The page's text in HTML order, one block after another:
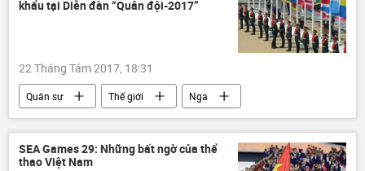
khẩu tại Diễn đàn “Quân đội-2017”
22 Tháng Tám 2017, 18:31
Quân sự Thế giới
Nga
Liên bang Nga
Rosoboronexport
Diễn đàn "Quân đội-2017"
SEA Games 29: Những bất ngờ của thể
thao Việt Nam